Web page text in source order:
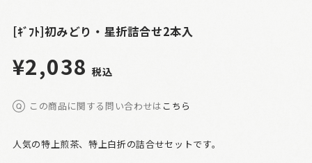
[ｷﾞﾌﾄ]初みどり・星折詰合せ2本入
¥2,038 税込
この商品に関する問い合わせは こちら
人気の特上煎茶、特上白折の詰合せセットです。